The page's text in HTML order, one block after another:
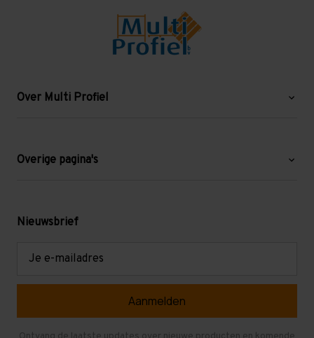
Over Multi Profiel
Blog
Levering en afhalen
Overige pagina's
Mezzanine
Gebruikte entresolvloeren
Nieuwsbrief